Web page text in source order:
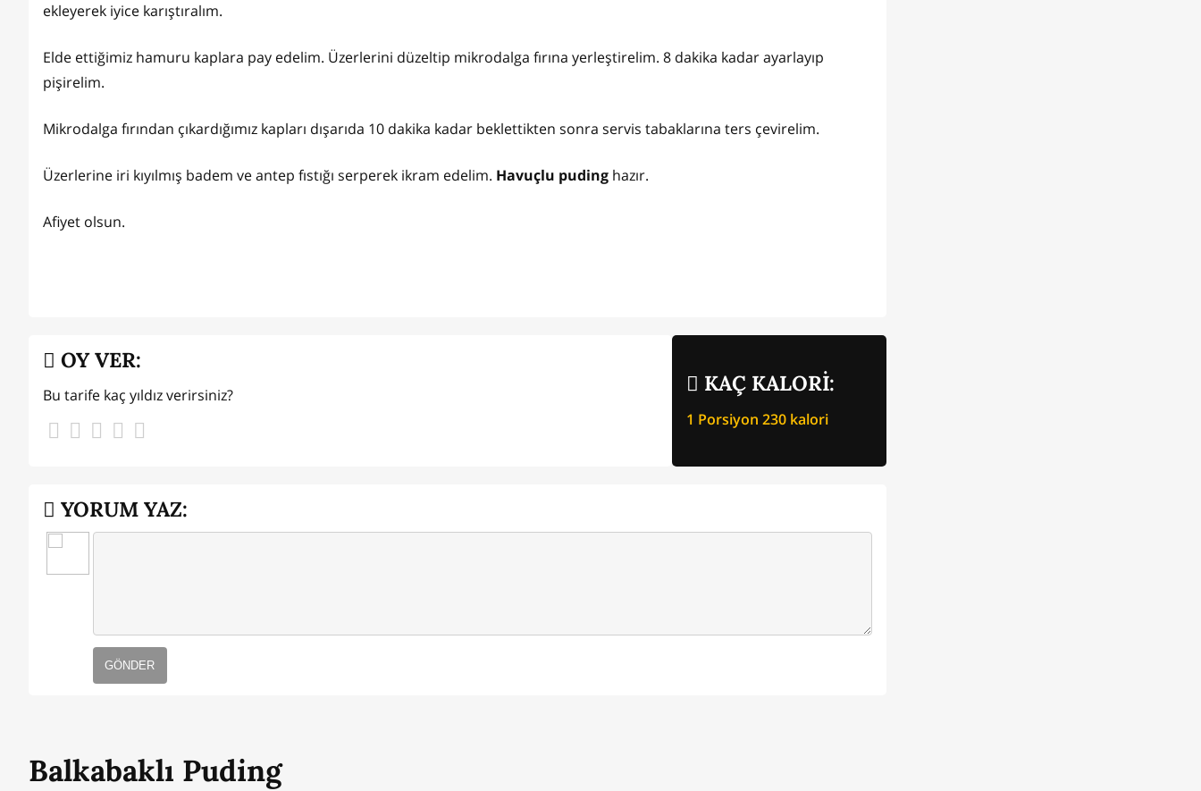
ekleyerek iyice karıştıralım.
Elde ettiğimiz hamuru kaplara pay edelim. Üzerlerini düzeltip mikrodalga fırına yerleştirelim. 8 dakika kadar ayarlayıp
pişirelim.
Mikrodalga fırından çıkardığımız kapları dışarıda 10 dakika kadar beklettikten sonra servis tabaklarına ters çevirelim.
Üzerlerine iri kıyılmış badem ve antep fıstığı serperek ikram edelim. Havuçlu puding hazır.
Afiyet olsun.
KAÇ KALORİ:
1 Porsiyon 230 kalori
OY VER:
Bu tarife kaç yıldız verirsiniz?
YORUM YAZ:
GÖNDER
Balkabaklı Puding